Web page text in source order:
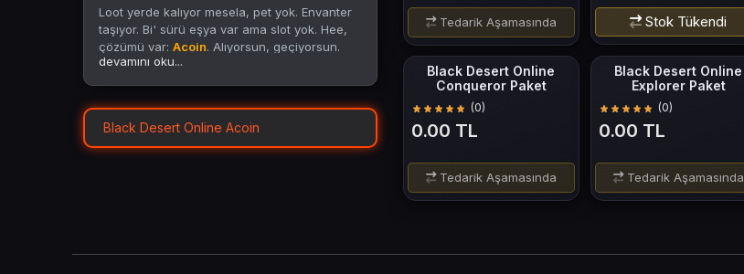
Loot yerde kalıyor mesela, pet yok. Envanter
taşıyor. Bi' sürü eşya var ama slot yok. Hee,
çözümü var:Acoin. Alıyorsun, geçiyorsun.
ama çoğu şey onunla hallediliyor.
devamını oku...
Black Desert Online Acoin
Tedarik Aşamasında Stok Tükendi
Black Desert Online
Conqueror Paket
(0)
0.00 TL
Tedarik Aşamasında
Black Desert Online
Explorer Paket
(0)
0.00 TL
Tedarik Aşamasında